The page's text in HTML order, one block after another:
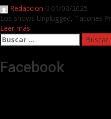
Redaccion
01/03/2025
Los shows Unplugged, Tacones
Leer más
Buscar:
Facebook